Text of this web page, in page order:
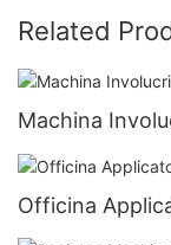
Related
Machina
Officina